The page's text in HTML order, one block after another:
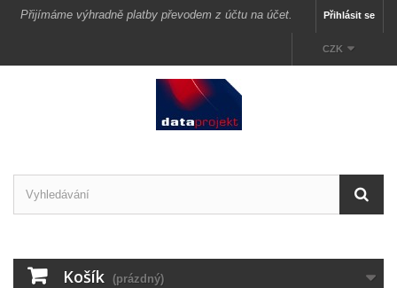
Přijímáme výhradně platby převodem z účtu na účet. Přihlásit se
CZK
Košík (prázdný)